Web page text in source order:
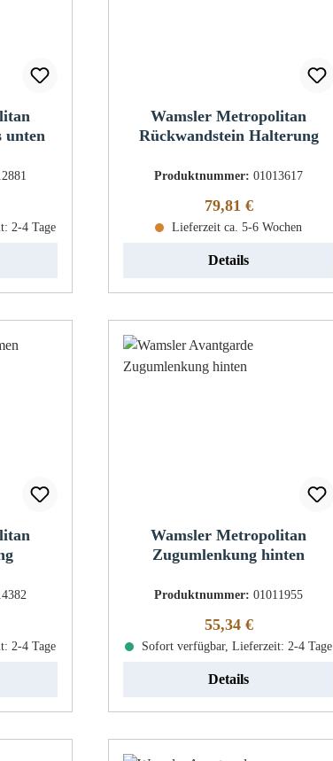
unten
2-4 Tage
Wamsler Metropolitan
Rückwandstein Halterung
Produktnummer:01013617
Regulärer Preis:
79,81 €
Lieferzeit ca. 5-6 Wochen
Details
2-4 Tage
Wamsler Metropolitan
Zugumlenkung hinten
Produktnummer:01011955
Regulärer Preis:
55,34 €
Sofort verfügbar, Lieferzeit: 2-4 Tage
Details